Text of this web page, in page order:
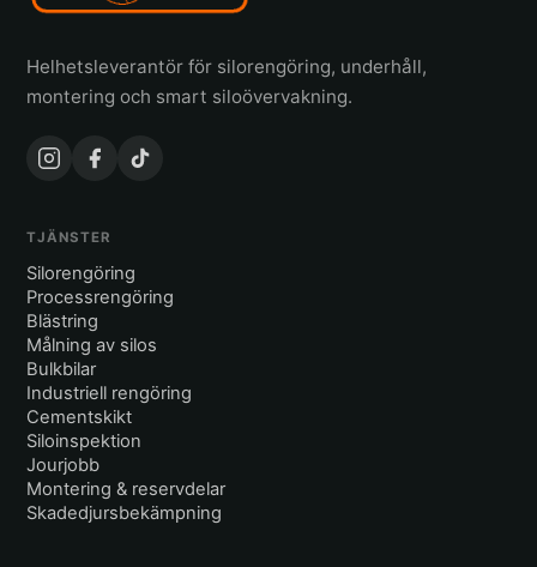
Helhetsleverantör för silorengöring, underhåll,
montering och smart siloövervakning.
TJÄNSTER
Silorengöring
Processrengöring
Blästring
Målning av silos
Bulkbilar
Industriell rengöring
Cementskikt
Siloinspektion
Jourjobb
Montering & reservdelar
Skadedjursbekämpning